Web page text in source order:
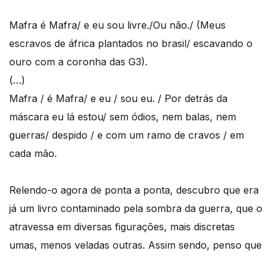
Mafra é Mafra/ e eu sou livre./Ou não./ (Meus
escravos de áfrica plantados no brasil/ escavando o
ouro com a coronha das G3).
(…)
Mafra / é Mafra/ e eu / sou eu. / Por detrás da
máscara eu lá estou/ sem ódios, nem balas, nem
guerras/ despido / e com um ramo de cravos / em
cada mão.
Relendo-o agora de ponta a ponta, descubro que era
já um livro contaminado pela sombra da guerra, que o
atravessa em diversas figurações, mais discretas
umas, menos veladas outras. Assim sendo, penso que